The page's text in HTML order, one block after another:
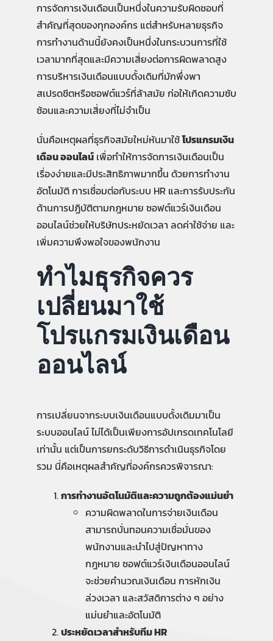
การจัดการเงินเดือนเป็นหนึ่งในความรับผิดชอบที่
สำคัญที่สุดของทุกองค์กร แต่สำหรับหลายธุรกิจ
การทำงานด้านนี้ยังคงเป็นหนึ่งในกระบวนการที่ใช้
เวลามากที่สุดและมีความเสี่ยงต่อการผิดพลาดสูง
การบริหารเงินเดือนแบบดั้งเดิมที่มักพึ่งพา
สเปรดชีตหรือซอฟต์แวร์ที่ล้าสมัย ก่อให้เกิดความซับ
ซ้อนและความเสี่ยงที่ไม่จำเป็น
นั่นคือเหตุผลที่ธุรกิจสมัยใหม่หันมาใช้โปรแกรมเงิน
เดือน ออนไลน์เพื่อทำให้การจัดการเงินเดือนเป็น
เรื่องง่ายและมีประสิทธิภาพมากขึ้น ด้วยการทำงาน
อัตโนมัติ การเชื่อมต่อกับระบบ HR และการรับประกัน
ด้านการปฏิบัติตามกฎหมาย ซอฟต์แวร์เงินเดือน
ออนไลน์ช่วยให้บริษัทประหยัดเวลา ลดค่าใช้จ่าย และ
เพิ่มความพึงพอใจของพนักงาน
ทำไมธุรกิจควร
เปลี่ยนมาใช้
โปรแกรมเงินเดือน
ออนไลน์
การเปลี่ยนจากระบบเงินเดือนแบบดั้งเดิมมาเป็น
ระบบออนไลน์ ไม่ได้เป็นเพียงการอัปเกรดเทคโนโลยี
เท่านั้น แต่เป็นการยกระดับวิธีการดำเนินธุรกิจโดย
รวม นี่คือเหตุผลสำคัญที่องค์กรควรพิจารณา:
การทำงานอัตโนมัติและความถูกต้องแม่นยำ
ความผิดพลาดในการจ่ายเงินเดือน
สามารถบั่นทอนความเชื่อมั่นของ
พนักงานและนำไปสู่ปัญหาทาง
กฎหมาย ซอฟต์แวร์เงินเดือนออนไลน์
จะช่วยคำนวณเงินเดือน การหักเงิน
ล่วงเวลา และสวัสดิการต่าง ๆ อย่าง
แม่นยำและอัตโนมัติ
ประหยัดเวลาสำหรับทีม HR